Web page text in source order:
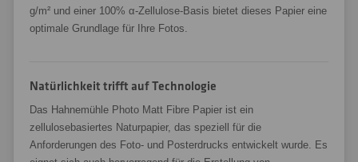
g/m² und einer 100% α-Zellulose-Basis bietet dieses Papier eine
optimale Grundlage für Ihre Fotos.
Natürlichkeit trifft auf Technologie
Das Hahnemühle Photo Matt Fibre Papier ist ein
zellulosebasiertes Naturpapier, das speziell für die
Anforderungen des Foto- und Posterdrucks entwickelt wurde. Es